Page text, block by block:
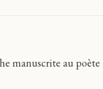
manuscrite au poète